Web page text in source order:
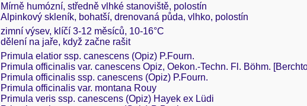
Mírně humózní, středně vlhké stanoviště, polostín
Alpinkový skleník, bohatší, drenovaná půda, vlhko, polostín
zimní výsev, klíčí 3-12 měsíců, 10-16°C
dělení na jaře, když začne rašit
Primula elatior ssp. canescens (Opiz) P.Fourn.
Primula officinalis var. canescens Opiz, Oekon.-Techn. Fl. Böhm.
Primula officinalis ssp. canescens (Opiz) P.Fourn.
Primula officinalis var. montana Rouy
Primula veris ssp. canescens (Opiz) Hayek ex Lüdi